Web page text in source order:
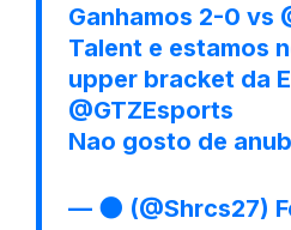
Ganhamos 2-0 vs
Talent e estamos
upper bracket da
@GTZEsports
Nao gosto de
— 🌑 (@Shrcs27)